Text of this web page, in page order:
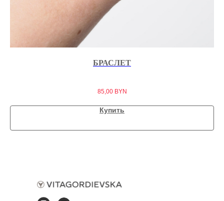
БРАСЛЕТ
85,00 BYN
Купить